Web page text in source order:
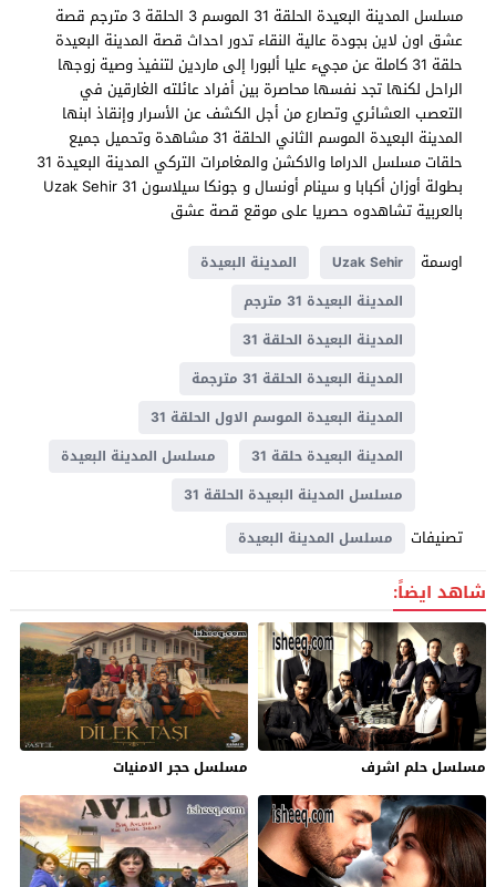
مسلسل المدينة البعيدة الحلقة 31 الموسم 3 الحلقة 3 مترجم قصة
عشق اون لاين بجودة عالية النقاء تدور احداث قصة المدينة البعيدة
حلقة 31 كاملة عن مجيء عليا ألبورا إلى ماردين لتنفيذ وصية زوجها
الراحل لكنها تجد نفسها محاصرة بين أفراد عائلته الغارقين في
التعصب العشائري وتصارع من أجل الكشف عن الأسرار وإنقاذ ابنها
المدينة البعيدة الموسم الثاني الحلقة 31 مشاهدة وتحميل جميع
حلقات مسلسل الدراما والاكشن والمغامرات التركي المدينة البعيدة 31
بطولة أوزان أكبابا و سينام أونسال و ‏جونكا سيلاسون‏ Uzak Sehir 31
بالعربية تشاهدوه حصريا على موقع قصة عشق
اوسمة
Uzak Sehir
المدينة البعيدة
المدينة البعيدة 31 مترجم
المدينة البعيدة الحلقة 31
المدينة البعيدة الحلقة 31 مترجمة
المدينة البعيدة الموسم الاول الحلقة 31
المدينة البعيدة حلقة 31
مسلسل المدينة البعيدة
مسلسل المدينة البعيدة الحلقة 31
تصنيفات مسلسل المدينة البعيدة
شاهد ايضاً:
مسلسل حلم اشرف مسلسل حجر الامنيات